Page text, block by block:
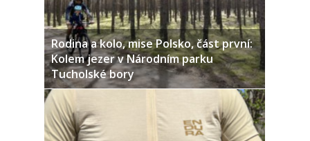
Rodina a kolo, mise Polsko, část první:
Kolem jezer v Národním parku
Tucholské bory